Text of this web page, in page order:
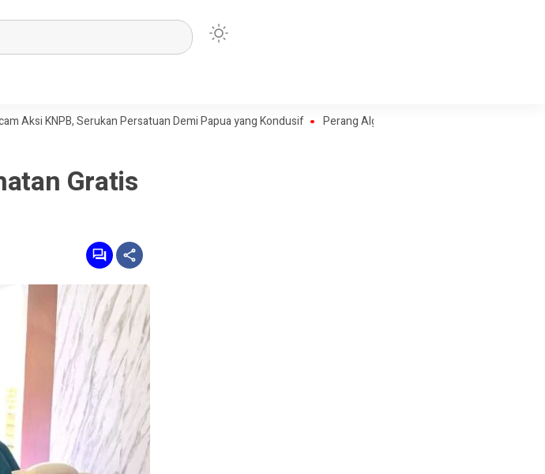
Serukan Persatuan Demi Papua yang Kondusif Perang Algoritma AI Makin Kompleks, Publik Diminta
Gratis